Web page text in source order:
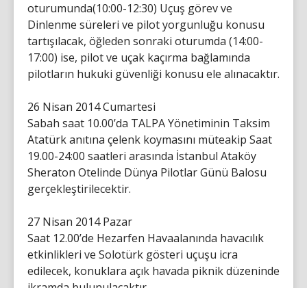
oturumunda(10:00-12:30) Uçuş görev ve
Dinlenme süreleri ve pilot yorgunluğu konusu
tartışılacak, öğleden sonraki oturumda (14:00-
17:00) ise, pilot ve uçak kaçırma bağlamında
pilotların hukuki güvenliği konusu ele alınacaktır.
26 Nisan 2014 Cumartesi
Sabah saat 10.00’da TALPA Yönetiminin Taksim
Atatürk anıtına çelenk koymasını müteakip Saat
19.00-24:00 saatleri arasında İstanbul Ataköy
Sheraton Otelinde Dünya Pilotlar Günü Balosu
gerçekleştirilecektir.
27 Nisan 2014 Pazar
Saat 12.00’de Hezarfen Havaalanında havacılık
etkinlikleri ve Solotürk gösteri uçuşu icra
edilecek, konuklara açık havada piknik düzeninde